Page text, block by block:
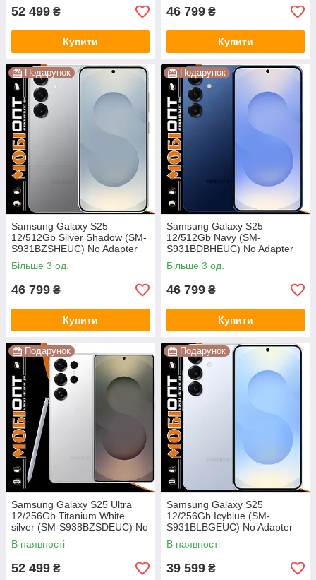
52 499 ₴
Купити
46 799 ₴
Купити
Подарунок
Samsung Galaxy S25
12/512Gb Silver Shadow (SM-
S931BZSHEUC) No Adapter
UA UCRF
Більше 3 од.
46 799 ₴
Купити
Подарунок
Samsung Galaxy S25
12/512Gb Navy (SM-
S931BDBHEUC) No Adapter
UA UCRF
Більше 3 од.
46 799 ₴
Купити
Подарунок
Samsung Galaxy S25 Ultra
12/256Gb Titanium White
silver (SM-S938BZSDEUC) No
Adapter UA UCRF
В наявності
52 499 ₴
Подарунок
Samsung Galaxy S25
12/256Gb Icyblue (SM-
S931BLBGEUC) No Adapter
UA UCRF
В наявності
39 599 ₴